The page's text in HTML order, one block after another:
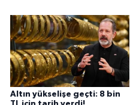
Altın yükselişe geçti: 8 bin